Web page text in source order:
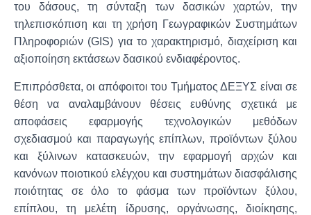
του δάσους, τη σύνταξη των δασικών χαρτών, την
τηλεπισκόπιση και τη χρήση Γεωγραφικών Συστημάτων
Πληροφοριών (GIS) για το χαρακτηρισμό, διαχείριση και
αξιοποίηση εκτάσεων δασικού ενδιαφέροντος.
Επιπρόσθετα, οι απόφοιτοι του Τμήματος ΔΕΞΥΣ είναι σε
θέση να αναλαμβάνουν θέσεις ευθύνης σχετικά με
αποφάσεις εφαρμογής τεχνολογικών μεθόδων
σχεδιασμού και παραγωγής επίπλων, προϊόντων ξύλου
και ξύλινων κατασκευών, την εφαρμογή αρχών και
κανόνων ποιοτικού ελέγχου και συστημάτων διασφάλισης
ποιότητας σε όλο το φάσμα των προϊόντων ξύλου,
επίπλου, τη μελέτη ίδρυσης, οργάνωσης, διοίκησης,